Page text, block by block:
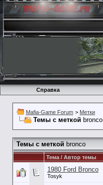
Справка
Mafia-Game Forum > Метки
Темы с меткой bronco
Темы с меткой bronco
Тема / Автор темы
1980 Ford Bronco
Tosyk